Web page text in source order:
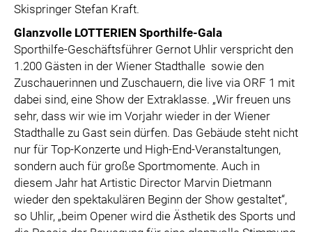
Skispringer Stefan Kraft.
Glanzvolle LOTTERIEN Sporthilfe-Gala
Sporthilfe-Geschäftsführer Gernot Uhlir verspricht den
1.200 Gästen in der Wiener Stadthalle sowie den
Zuschauerinnen und Zuschauern, die live via ORF 1 mit
dabei sind, eine Show der Extraklasse. „Wir freuen uns
sehr, dass wir wie im Vorjahr wieder in der Wiener
Stadthalle zu Gast sein dürfen. Das Gebäude steht nicht
nur für Top-Konzerte und High-End-Veranstaltungen,
sondern auch für große Sportmomente. Auch in
diesem Jahr hat Artistic Director Marvin Dietmann
wieder den spektakulären Beginn der Show gestaltet“,
so Uhlir, „beim Opener wird die Ästhetik des Sports und